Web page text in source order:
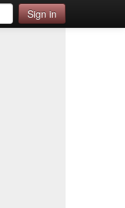
Sign in